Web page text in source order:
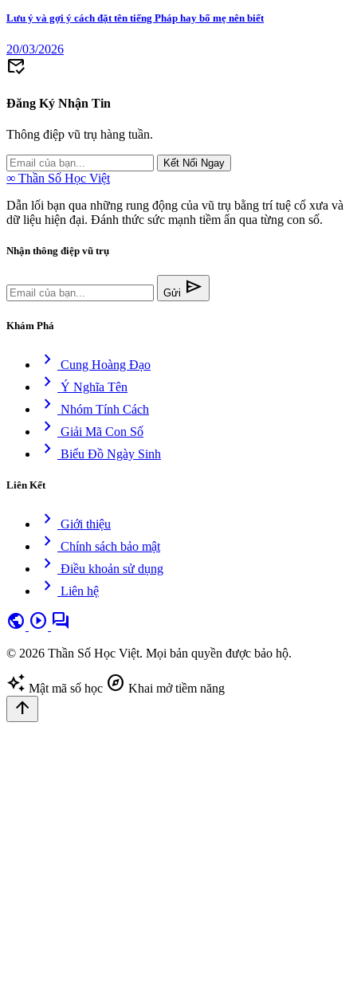
Lưu ý và gợi ý cách đặt tên tiếng Pháp hay bố mẹ nên biết
20/03/2026
mark_email_read
Đăng Ký Nhận Tin
Thông điệp vũ trụ hàng tuần.
Kết Nối Ngay
∞ Thần Số Học Việt
Dẫn lối bạn qua những rung động của vũ trụ bằng trí tuệ cổ xưa và
dữ liệu hiện đại. Đánh thức sức mạnh tiềm ẩn qua từng con số.
Nhận thông điệp vũ trụ
Gửi send
Khám Phá
chevron_right Cung Hoàng Đạo
chevron_right Ý Nghĩa Tên
chevron_right Nhóm Tính Cách
chevron_right Giải Mã Con Số
chevron_right Biểu Đồ Ngày Sinh
Liên Kết
chevron_right Giới thiệu
chevron_right Chính sách bảo mật
chevron_right Điều khoản sử dụng
chevron_right Liên hệ
public play_circle forum
© 2026 Thần Số Học Việt. Mọi bản quyền được bảo hộ.
auto_awesome Mật mã số học explore Khai mở tiềm năng
arrow_upward